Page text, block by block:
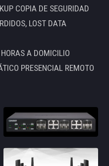
COPIA DE SEGURIDAD
LOST DATA
A DOMICILIO
PRESENCIAL REMOTO